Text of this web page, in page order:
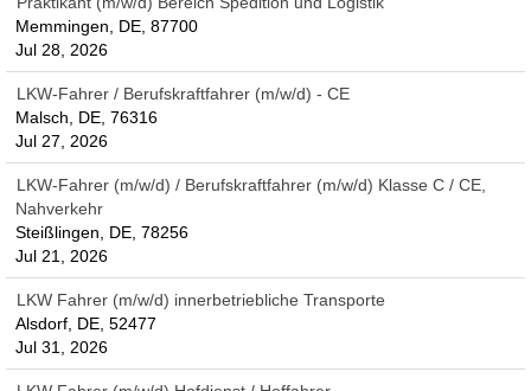
Memmingen, DE, 87700
Jul 28, 2026
LKW-Fahrer / Berufskraftfahrer (m/w/d) - CE
Malsch, DE, 76316
Jul 27, 2026
LKW-Fahrer (m/w/d) / Berufskraftfahrer (m/w/d) Klasse C / CE,
Nahverkehr
Steißlingen, DE, 78256
Jul 21, 2026
LKW Fahrer (m/w/d) innerbetriebliche Transporte
Alsdorf, DE, 52477
Jul 31, 2026